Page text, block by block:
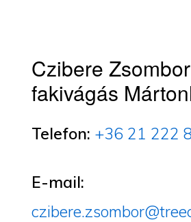
Czibere
fakivágás
Telefon: +36 21 222
E-mail: